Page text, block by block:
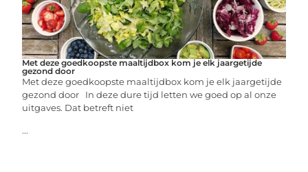
Met deze goedkoopste maaltijdbox kom je elk jaargetijde
gezond door
Met deze goedkoopste maaltijdbox kom je elk jaargetijde
gezond door In deze dure tijd letten we goed op al onze
uitgaves. Dat betreft niet
...